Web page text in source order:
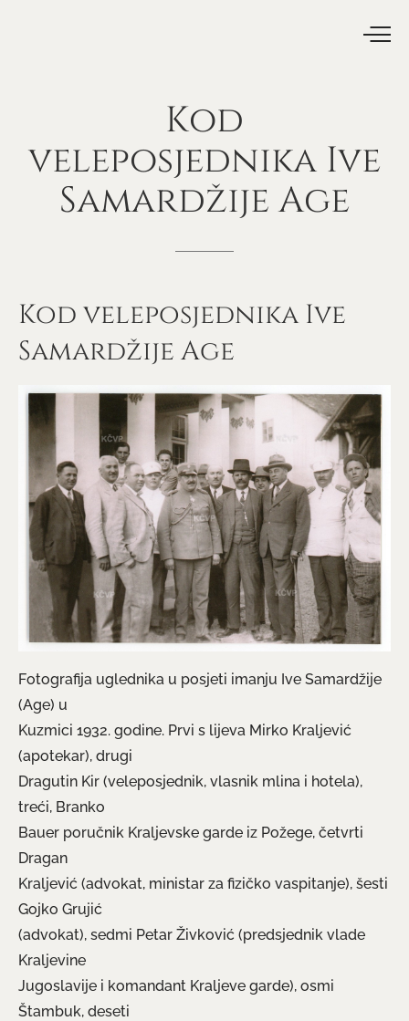
Kod
veleposjednika Ive
Samardžije Age
Kod veleposjednika Ive
Samardžije Age
Fotografija uglednika u posjeti imanju Ive Samardžije
(Age) u
Kuzmici 1932. godine. Prvi s lijeva Mirko Kraljević
(apotekar), drugi
Dragutin Kir (veleposjednik, vlasnik mlina i hotela),
treći, Branko
Bauer poručnik Kraljevske garde iz Požege, četvrti
Dragan
Kraljević (advokat, ministar za fizičko vaspitanje), šesti
Gojko Grujić
(advokat), sedmi Petar Živković (predsjednik vlade
Kraljevine
Jugoslavije i komandant Kraljeve garde), osmi
Štambuk, deseti